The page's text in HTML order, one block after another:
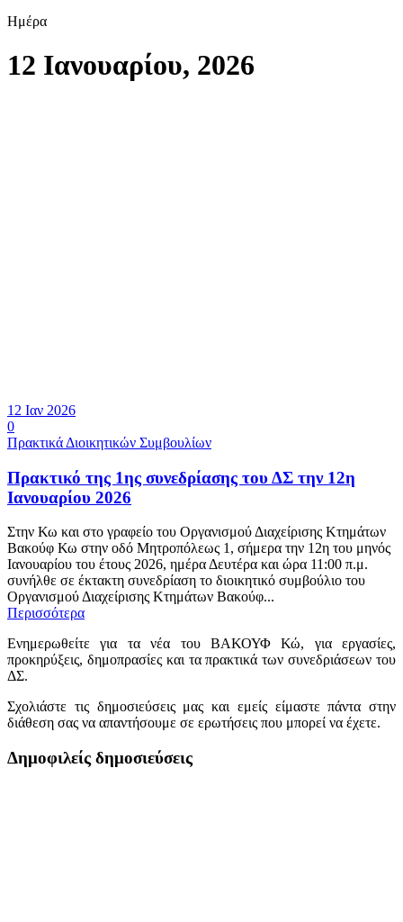
Ημέρα
12 Ιανουαρίου, 2026
12 Ιαν 2026
0
Πρακτικά Διοικητικών Συμβουλίων
Πρακτικό της 1ης συνεδρίασης του ΔΣ την 12η
Ιανουαρίου 2026
Στην Κω και στο γραφείο του Οργανισμού Διαχείρισης Κτημάτων
Βακούφ Κω στην οδό Μητροπόλεως 1, σήμερα την 12η του μηνός
Ιανουαρίου του έτους 2026, ημέρα Δευτέρα και ώρα 11:00 π.μ.
συνήλθε σε έκτακτη συνεδρίαση το διοικητικό συμβούλιο του
Οργανισμού Διαχείρισης Κτημάτων Βακούφ...
Περισσότερα
Ενημερωθείτε για τα νέα του ΒΑΚΟΥΦ Κώ, για εργασίες,
προκηρύξεις, δημοπρασίες και τα πρακτικά των συνεδριάσεων του
ΔΣ.
Σχολιάστε τις δημοσιεύσεις μας και εμείς είμαστε πάντα στην
διάθεση σας να απαντήσουμε σε ερωτήσεις που μπορεί να έχετε.
Δημοφιλείς δημοσιεύσεις